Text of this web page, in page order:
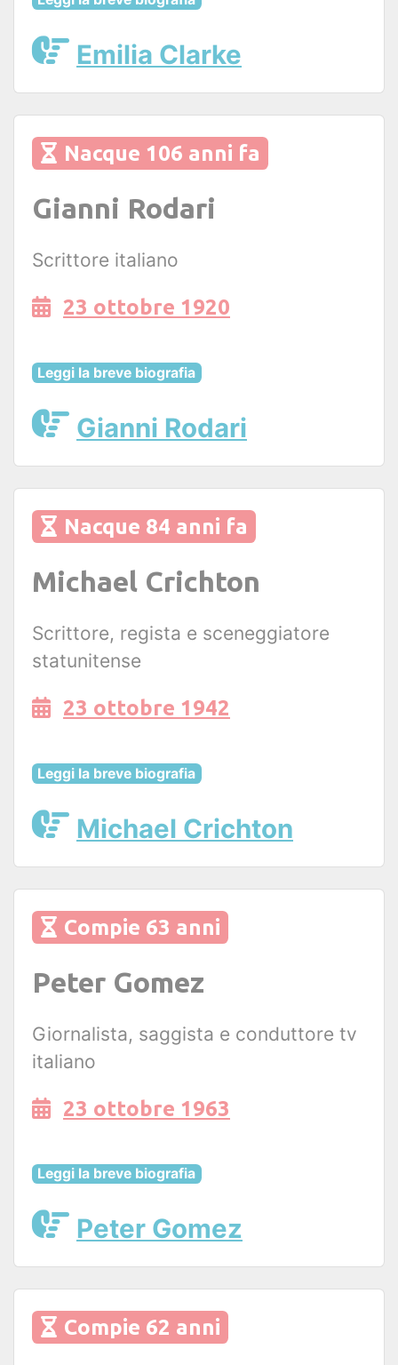
Emilia Clarke
Nacque 106 anni fa
Gianni Rodari
Scrittore italiano
23 ottobre 1920
Leggi la breve biografia
Gianni Rodari
Nacque 84 anni fa
Michael Crichton
Scrittore, regista e sceneggiatore
statunitense
23 ottobre 1942
Leggi la breve biografia
Michael Crichton
Compie 63 anni
Peter Gomez
Giornalista, saggista e conduttore tv
italiano
23 ottobre 1963
Leggi la breve biografia
Peter Gomez
Compie 62 anni